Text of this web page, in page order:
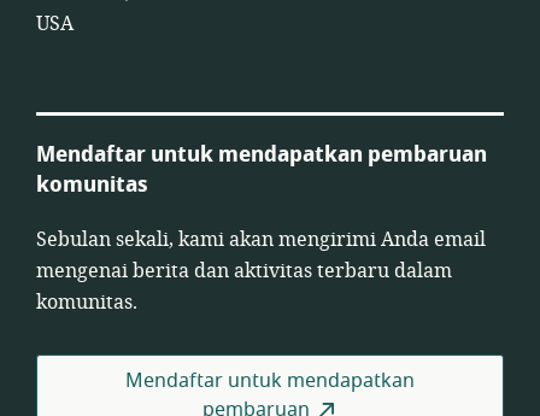
USA
Mendaftar untuk mendapatkan pembaruan
komunitas
Sebulan sekali, kami akan mengirimi Anda email
mengenai berita dan aktivitas terbaru dalam
komunitas.
Mendaftar untuk mendapatkan
pembaruan